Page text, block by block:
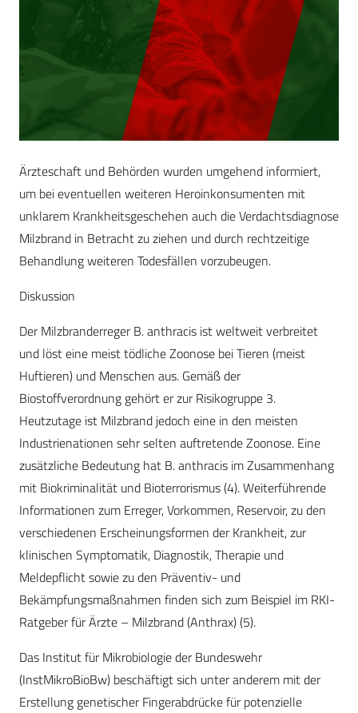
Ärzteschaft und Behörden wurden umgehend informiert,
um bei eventuellen weiteren Heroinkonsumenten mit
unklarem Krankheitsgeschehen auch die Verdachtsdiagnose
Milzbrand in Betracht zu ziehen und durch rechtzeitige
Behandlung weiteren Todesfällen vorzubeugen.
Diskussion
Der Milzbranderreger B. anthracis ist weltweit verbreitet
und löst eine meist tödliche Zoonose bei Tieren (meist
Huftieren) und Menschen aus. Gemäß der
Biostoffverordnung gehört er zur Risikogruppe 3.
Heutzutage ist Milzbrand jedoch eine in den meisten
Industrienationen sehr selten auftretende Zoonose. Eine
zusätzliche Bedeutung hat B. anthracis im Zusammenhang
mit Biokriminalität und Bioterrorismus (4). Weiterführende
Informationen zum Erreger, Vorkommen, Reservoir, zu den
verschiedenen Erscheinungsformen der Krankheit, zur
klinischen Symptomatik, Diagnostik, Therapie und
Meldepflicht sowie zu den Präventiv- und
Bekämpfungsmaßnahmen finden sich zum Beispiel im RKI-
Ratgeber für Ärzte – Milzbrand (Anthrax) (5).
Das Institut für Mikrobiologie der Bundeswehr
(InstMikroBioBw) beschäftigt sich unter anderem mit der
Erstellung genetischer Fingerabdrücke für potenzielle